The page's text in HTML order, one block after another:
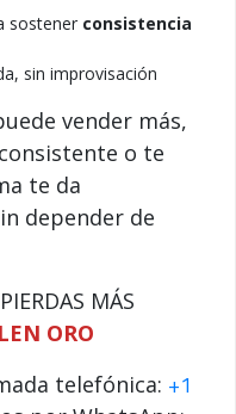
sostener consistencia
sin improvisación
vender más,
o te
te da
depender de
MÁS
ORO
telefónica: +1